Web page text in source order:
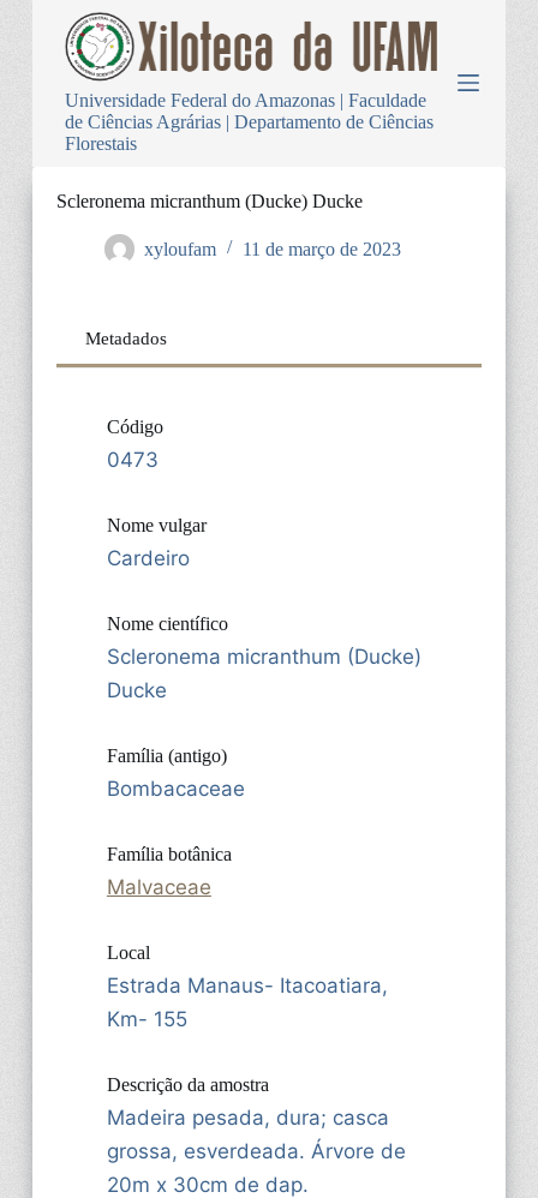
Universidade Federal do Amazonas | Faculdade
de Ciências Agrárias | Departamento de Ciências
Florestais
Scleronema micranthum (Ducke) Ducke
xyloufam 11 de março de 2023
Metadados
Código
0473
Nome vulgar
Cardeiro
Nome científico
Scleronema micranthum (Ducke)
Ducke
Família (antigo)
Bombacaceae
Família botânica
Malvaceae
Local
Estrada Manaus- Itacoatiara,
Km- 155
Descrição da amostra
Madeira pesada, dura; casca
grossa, esverdeada. Árvore de
20m x 30cm de dap.